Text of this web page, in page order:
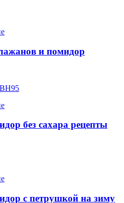
и помидор
без сахара рецепты
с петрушкой на зиму